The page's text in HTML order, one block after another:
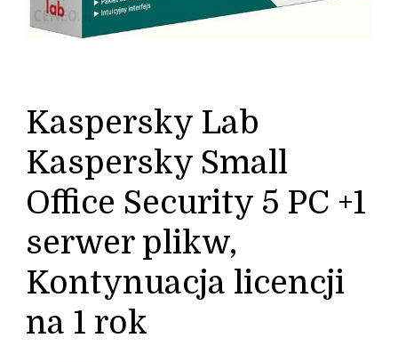
Kaspersky Lab
Kaspersky Small
Office Security 5 PC +1
serwer plikw,
Kontynuacja licencji
na 1 rok